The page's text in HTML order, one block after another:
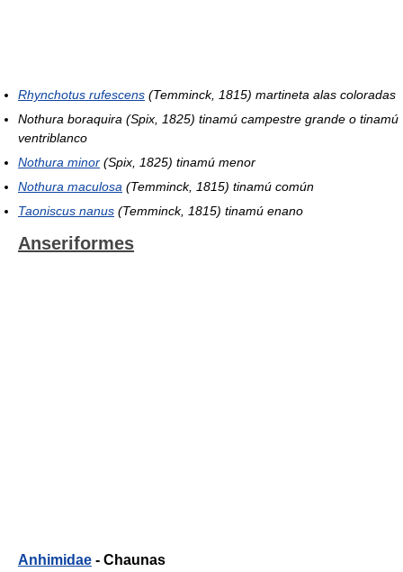
Rhynchotus rufescens (Temminck, 1815) martineta alas coloradas
Nothura boraquira (Spix, 1825) tinamú campestre grande o tinamú
ventriblanco
Nothura minor (Spix, 1825) tinamú menor
Nothura maculosa (Temminck, 1815) tinamú común
Taoniscus nanus (Temminck, 1815) tinamú enano
Anseriformes
Anhimidae - Chaunas